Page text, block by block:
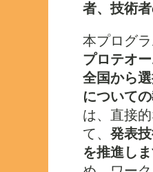
者、技術
本プログラ
プロテオ
全国から
について
は、直接
て、 発表
を推進しま